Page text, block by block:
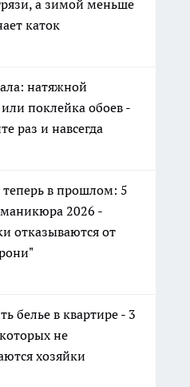
а зимой меньше
каток
натяжной
поклейка обоев -
раз и навсегда
теперь в прошлом: 5
2026 -
отказываются от
белье в квартире - 3
не
хозяйки